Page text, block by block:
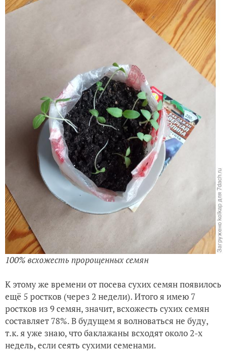
100% всхожесть пророщенных семян
К этому же времени от посева сухих семян появилось
ещё 5 ростков (через 2 недели). Итого я имею 7
ростков из 9 семян, значит, всхожесть сухих семян
составляет 78%. В будущем я волноваться не буду,
т.к. я уже знаю, что баклажаны всходят около 2-х
недель, если сеять сухими семенами.